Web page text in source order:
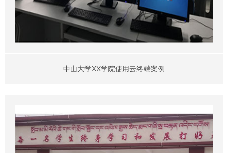
中山大学XX学院使用云终端案例